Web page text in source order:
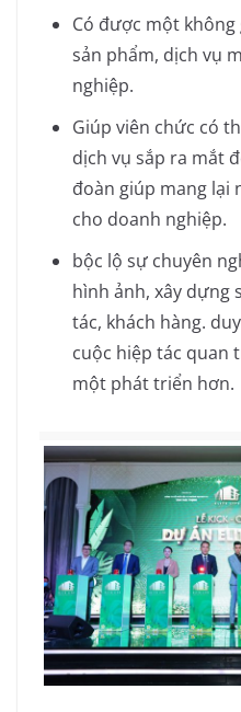
Có được một
sản phẩm, dịch vụ
nghiệp.
Giúp viên chức có
dịch vụ sắp ra mắt
đoàn giúp mang lại
cho doanh nghiệp.
bộc lộ sự chuyên
hình ảnh, xây dựng
tác, khách hàng.
cuộc hiệp tác quan
một phát triển hơn.